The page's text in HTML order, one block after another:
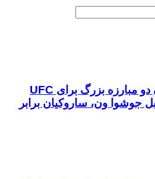
گزارش‌ها از نهایی شدن دو مبارزه بزرگ برای UFC
جوشوا ون، ساروکیان برابر